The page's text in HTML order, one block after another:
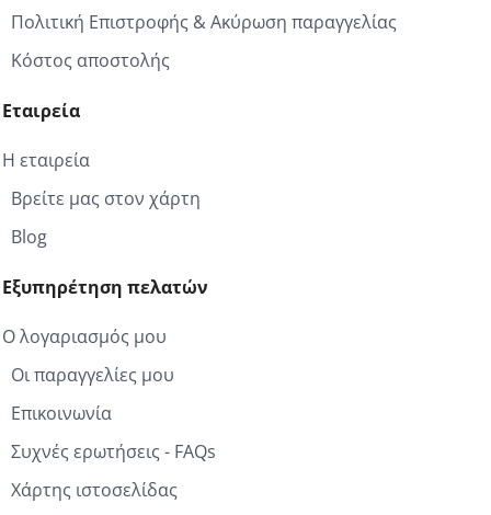
Πολιτική Επιστροφής & Ακύρωση παραγγελίας
Κόστος αποστολής
Εταιρεία
Η εταιρεία
Βρείτε μας στον χάρτη
Blog
Εξυπηρέτηση πελατών
Ο λογαριασμός μου
Οι παραγγελίες μου
Επικοινωνία
Συχνές ερωτήσεις - FAQs
Χάρτης ιστοσελίδας